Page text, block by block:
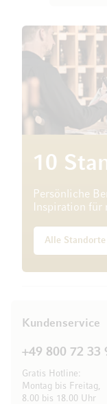
10
Persönliche
Inspiration für
Alle Standorte
Kundenservice
+49 800 72 33
Gratis Hotline:
Montag bis Freitag,
8.00 bis 18.00 Uhr